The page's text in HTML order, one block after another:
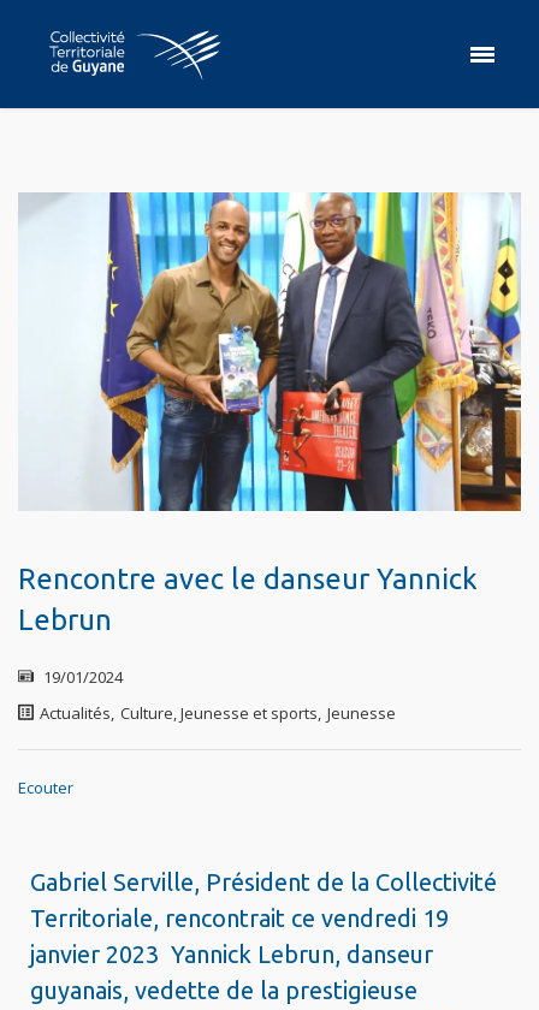
Rencontre avec le danseur Yannick
Lebrun
19/01/2024
Actualités, Culture, Jeunesse et sports, Jeunesse
Ecouter
Gabriel Serville, Président de la Collectivité
Territoriale, rencontrait ce vendredi 19
janvier 2023 Yannick Lebrun, danseur
guyanais, vedette de la prestigieuse